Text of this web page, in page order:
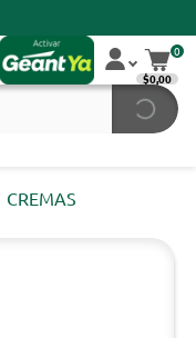
0
$0,00
CREMAS